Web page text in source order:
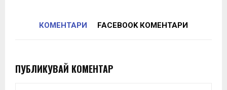
КОМЕНТАРИ FACEBOOK КОМЕНТАРИ
ПУБЛИКУВАЙ КОМЕНТАР